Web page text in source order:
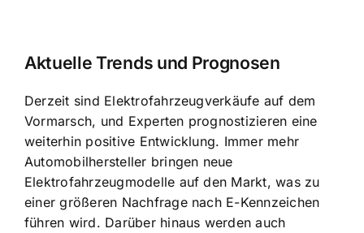
Aktuelle Trends und Prognosen
Derzeit sind Elektrofahrzeugverkäufe auf dem
Vormarsch, und Experten prognostizieren eine
weiterhin positive Entwicklung. Immer mehr
Automobilhersteller bringen neue
Elektrofahrzeugmodelle auf den Markt, was zu
einer größeren Nachfrage nach E-Kennzeichen
führen wird. Darüber hinaus werden auch